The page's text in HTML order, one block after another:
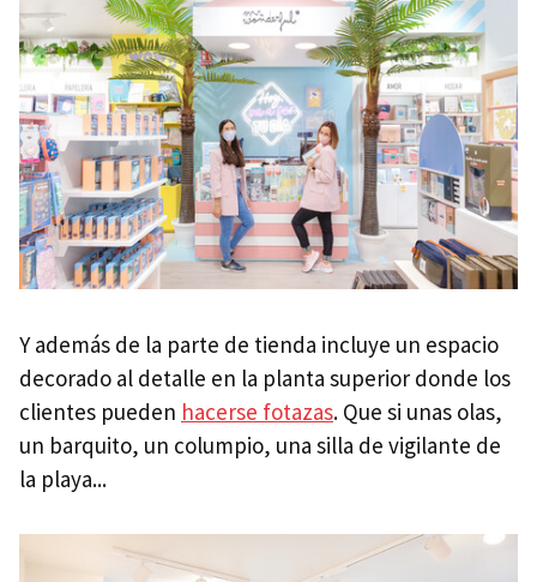
Y además de la parte de tienda incluye un espacio
decorado al detalle en la planta superior donde los
clientes pueden hacerse fotazas. Que si unas olas,
un barquito, un columpio, una silla de vigilante de
la playa...